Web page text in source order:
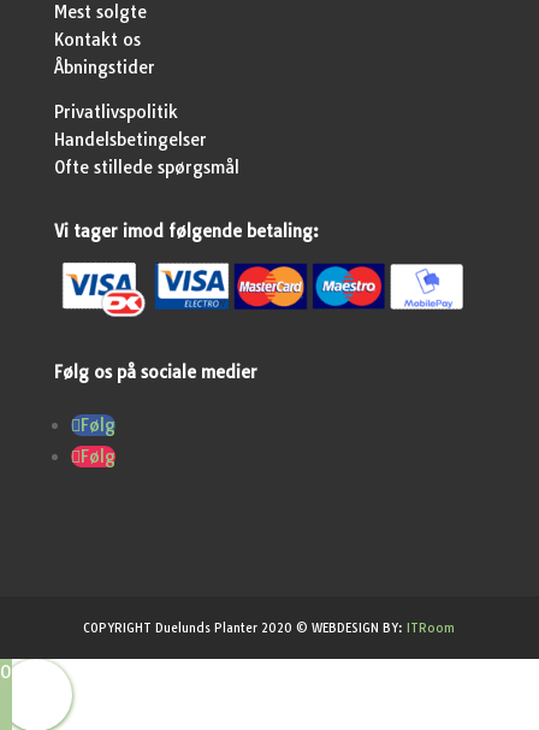
Mest solgte
Kontakt os
Åbningstider
Privatlivspolitik
Handelsbetingelser
Ofte stillede spørgsmål
Vi tager imod følgende betaling:
Følg os på sociale medier
Følg
Følg
COPYRIGHT Duelunds Planter 2020 © WEBDESIGN BY: ITRoom
0